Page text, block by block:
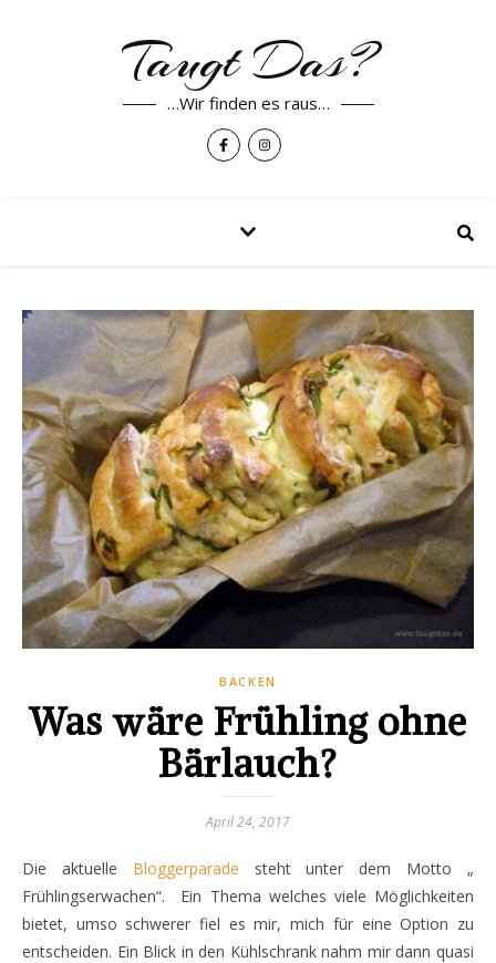
Taugt Das?
…Wir finden es raus…
BACKEN
Was wäre Frühling ohne
Bärlauch?
April 24, 2017
Die aktuelle Bloggerparade steht unter dem Motto „
Frühlingserwachen“. Ein Thema welches viele Möglichkeiten
bietet, umso schwerer fiel es mir, mich für eine Option zu
entscheiden. Ein Blick in den Kühlschrank nahm mir dann quasi